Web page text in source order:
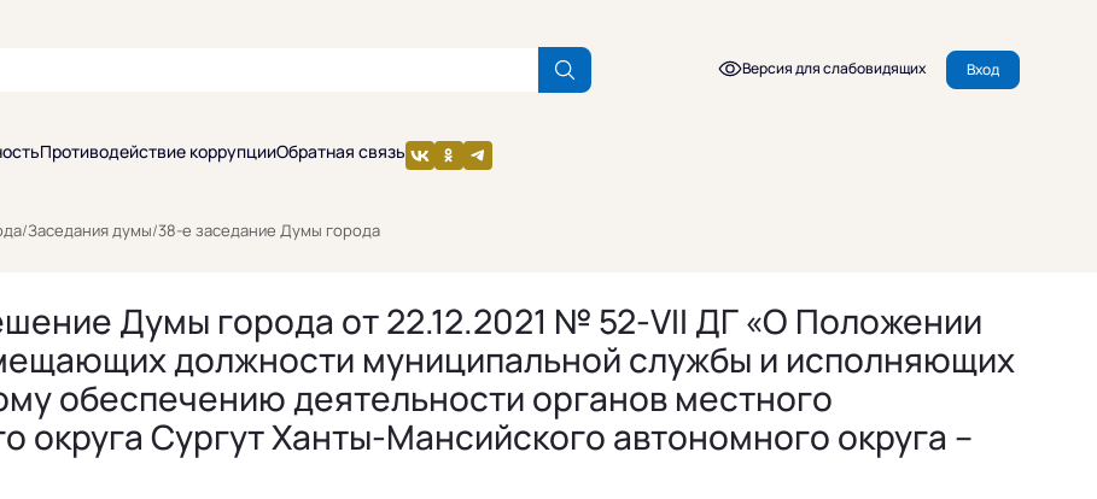
Версия для слабовидящих Вход
Противодействие коррупцииОбратная связь
/Заседания думы/38-е заседание Думы города
Думы города от 22.12.2021 № 52-VII ДГ «О Положении
должности муниципальной службы и исполняющих
обеспечению деятельности органов местного
округа Сургут Ханты-Мансийского автономного округа –